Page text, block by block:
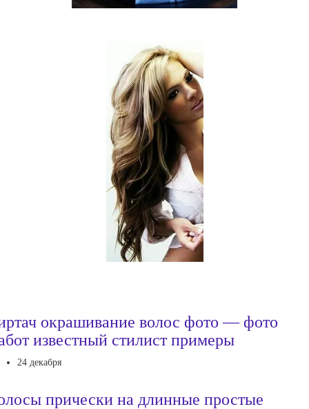
окрашивание волос фото — фото
известный стилист примеры
24 декабря
прически на длинные простые